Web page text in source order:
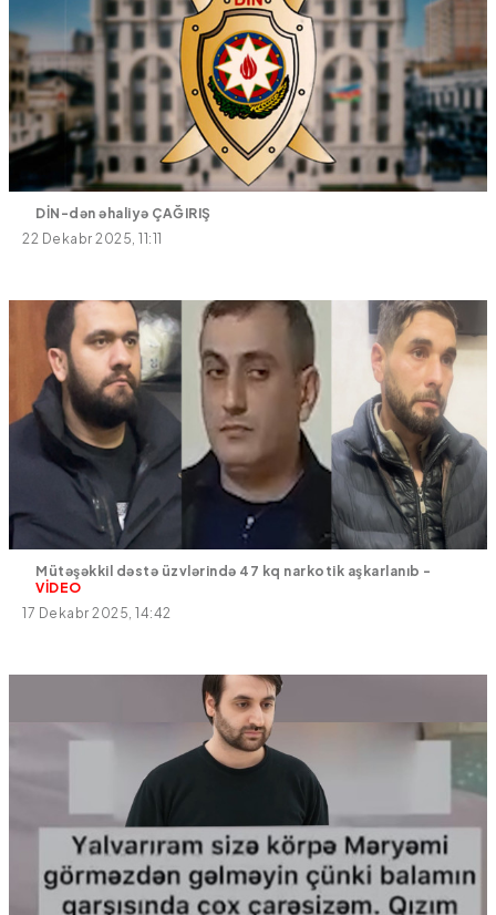
DİN-dən əhaliyə ÇAĞIRIŞ
22 Dekabr 2025, 11:11
Mütəşəkkil dəstə üzvlərində 47 kq narkotik aşkarlanıb -
VİDEO
17 Dekabr 2025, 14:42